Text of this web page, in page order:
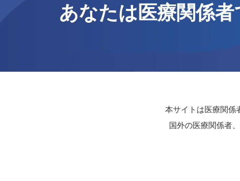
あなたは医療関係者
本サイトは医療関係
国外の医療関係者